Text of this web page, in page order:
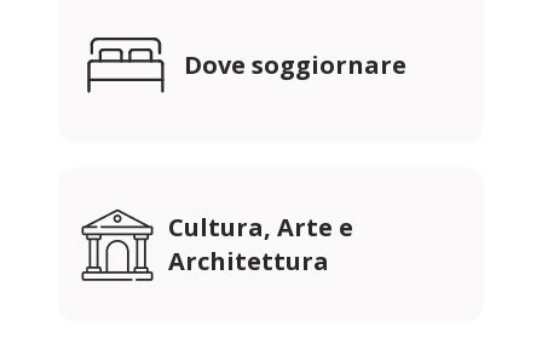
Dove soggiornare
Cultura, Arte e
Architettura